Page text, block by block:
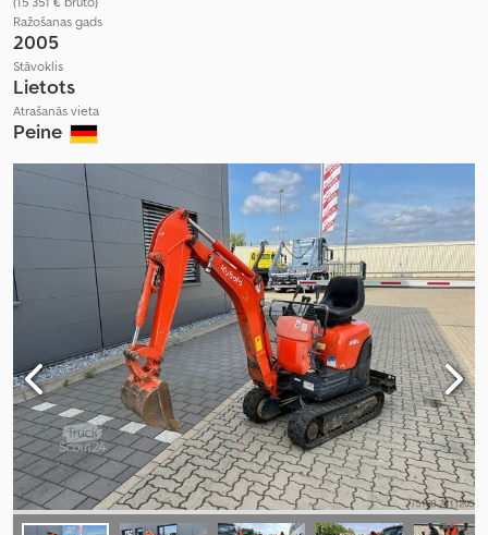
Ražošanas gads
2005
Stāvoklis
Lietots
Atrašanās vieta
Peine